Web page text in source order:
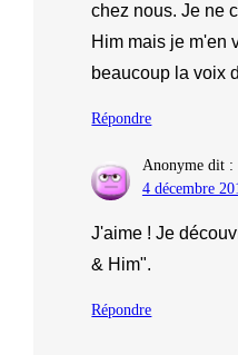
chez nous. Je ne
Him mais je m'en
beaucoup la voix
Répondre
Anonyme dit :
4 décembre
J'aime ! Je
& Him".
Répondre